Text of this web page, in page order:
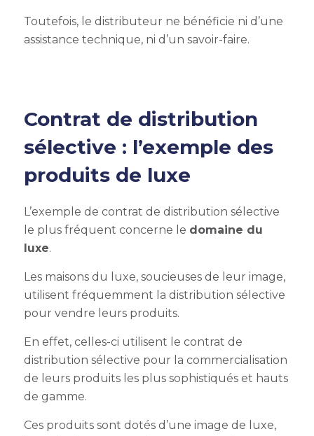
Toutefois,le distributeur ne bénéficie ni d’une
assistance technique, ni d’un savoir-faire.
Contrat de distribution
sélective : l’exemple des
produits de luxe
L’exemple de contrat de distribution sélective
le plus fréquent concerne le domaine du
luxe.
Les maisons du luxe, soucieuses de leur image,
utilisent fréquemment la distribution sélective
pour vendre leurs produits.
En effet, celles-ci utilisent le contrat de
distribution sélective pour la commercialisation
de leurs produits les plus sophistiqués et hauts
de gamme.
Ces produits sont dotés d’une image de luxe,